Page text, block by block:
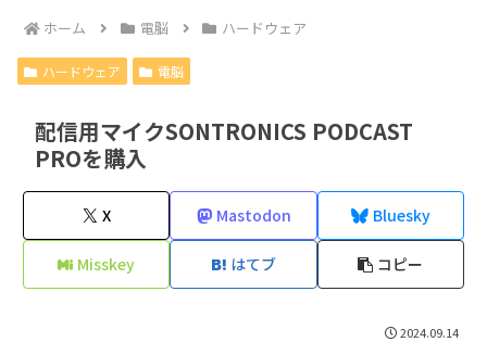
ホーム 電脳 ハードウェア
ハードウェア 電脳
配信用マイクSONTRONICS PODCAST
PROを購入
X Mastodon Bluesky
Misskey はてブ コピー
2024.09.14